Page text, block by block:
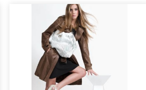
Preparativos editorial
nupcial